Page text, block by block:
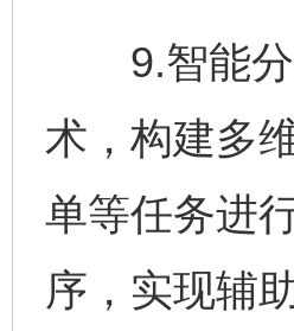
9.智能分
术，构建多
单等任务进
序，实现辅